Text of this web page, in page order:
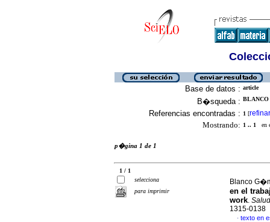
Base de datos : article
B�squeda :
Referencias encontradas : 1 [refinar
Mostrando: 1 .. 1 en
p�gina 1 de 1
1 / 1
selecciona
para imprimir
Blanco
en el
work.
1315-0138
· texto en